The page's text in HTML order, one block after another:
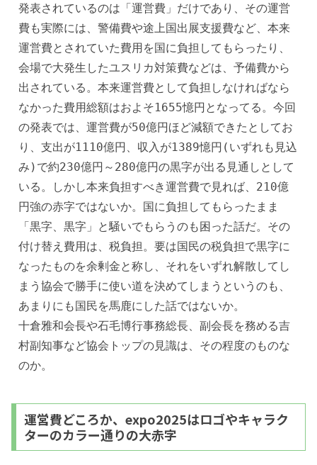
発表されているのは「運営費」だけであり、その運営
費も実際には、警備費や途上国出展支援費など、本来
運営費とされていた費用を国に負担してもらったり、
会場で大発生したユスリカ対策費などは、予備費から
出されている。本来運営費として負担しなければなら
なかった費用総額はおよそ1655憶円となってる。今回
の発表では、運営費が50億円ほど減額できたとしてお
り、支出が1110億円、収入が1389憶円(いずれも見込
み)で約230億円～280億円の黒字が出る見通しとして
いる。しかし本来負担すべき運営費で見れば、210億
円強の赤字ではないか。国に負担してもらったまま
「黒字、黒字」と騒いでもらうのも困った話だ。その
付け替え費用は、税負担。要は国民の税負担で黒字に
なったものを余剰金と称し、それをいずれ解散してし
まう協会で勝手に使い道を決めてしまうというのも、
あまりにも国民を馬鹿にした話ではないか。
十倉雅和会長や石毛博行事務総長、副会長を務める吉
村副知事など協会トップの見識は、その程度のものな
のか。
運営費どころか、expo2025はロゴやキャラク
ターのカラー通りの大赤字